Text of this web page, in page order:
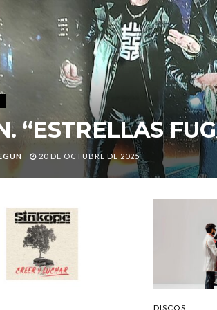
“ESTRELLAS
20 DE OCTUBRE DE 2025
DISCOS